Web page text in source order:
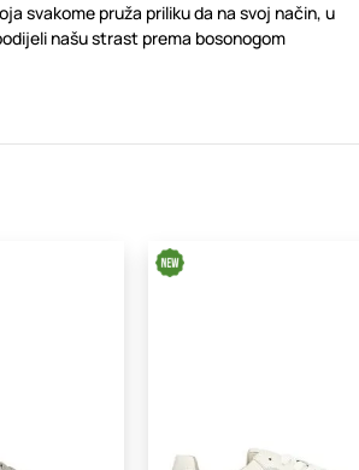
svakome pruža priliku da na svoj način, u
našu strast prema bosonogom